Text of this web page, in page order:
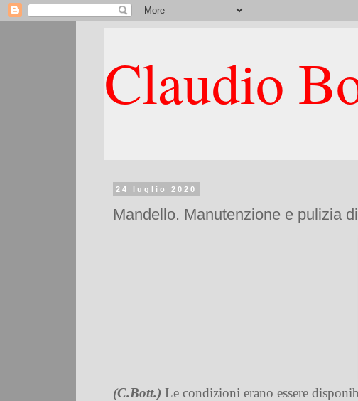
Claudio
24 luglio 2020
Mandello. Manutenzione e pulizia
(C.Bott.) Le condizioni erano essere